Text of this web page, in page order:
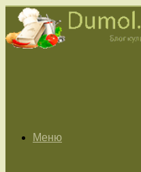
Меню